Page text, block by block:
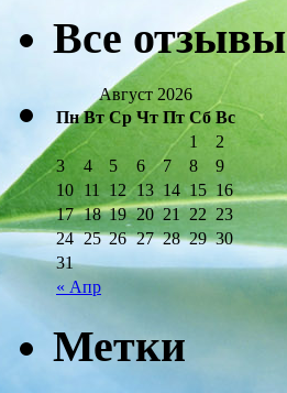
Все отзывы
Август 2026
Пн Вт Ср Чт Пт Сб Вс
« Апр
1
2
3
4 5 6 7 8
9
10 11 12 13 14 15 16
17 18 19 20 21 22 23
24 25 26 27 28 29 30
31
Метки